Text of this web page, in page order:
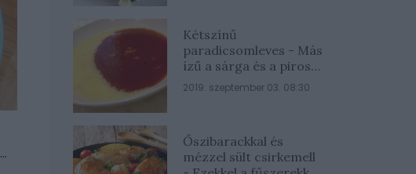
Kétszínű
paradicsomleves - Más
ízű a sárga és a piros
rész
2019. szeptember 03. 08:30
Őszibarackkal és
mézzel sült csirkemell